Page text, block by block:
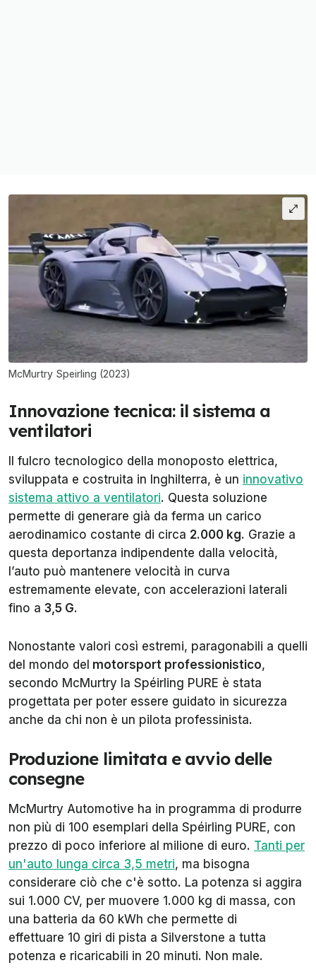
McMurtry Speirling (2023)
Innovazione tecnica: il sistema a
ventilatori
Il fulcro tecnologico della monoposto elettrica,
sviluppata e costruita in Inghilterra, è un innovativo
sistema attivo a ventilatori. Questa soluzione
permette di generare già da ferma un carico
aerodinamico costante di circa 2.000 kg. Grazie a
questa deportanza indipendente dalla velocità,
l’auto può mantenere velocità in curva
estremamente elevate, con accelerazioni laterali
fino a 3,5 G.
Nonostante valori così estremi, paragonabili a quelli
del mondo del motorsport professionistico,
secondo McMurtry la Spéirling PURE è stata
progettata per poter essere guidato in sicurezza
anche da chi non è un pilota professinista.
Produzione limitata e avvio delle
consegne
McMurtry Automotive ha in programma di produrre
non più di 100 esemplari della Spéirling PURE, con
prezzo di poco inferiore al milione di euro. Tanti per
un'auto lunga circa 3,5 metri, ma bisogna
considerare ciò che c'è sotto. La potenza si aggira
sui 1.000 CV, per muovere 1.000 kg di massa, con
una batteria da 60 kWh che permette di
effettuare 10 giri di pista a Silverstone a tutta
potenza e ricaricabili in 20 minuti. Non male.